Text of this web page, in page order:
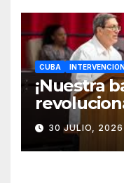
CUBA
¡Nuestra
jamás!
Parrilla
30 JULIO, 2026